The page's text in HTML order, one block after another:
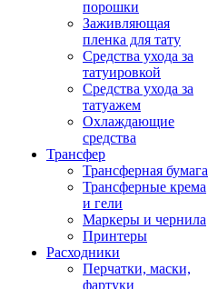
порошки
Заживляющая
пленка для тату
Средства ухода за
татуировкой
Средства ухода за
татуажем
Охлаждающие
средства
Трансфер
Трансферная бумага
Трансферные крема
и гели
Маркеры и чернила
Принтеры
Расходники
Перчатки, маски,
фартуки